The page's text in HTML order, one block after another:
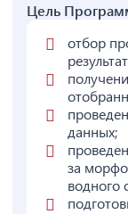
Цель
отбор
данных;
за
водного